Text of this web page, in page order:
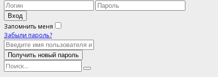
Запомнить меня
Забыли пароль?